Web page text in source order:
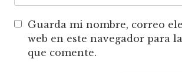
Guarda mi nombre, correo
web en este navegador para
que comente.